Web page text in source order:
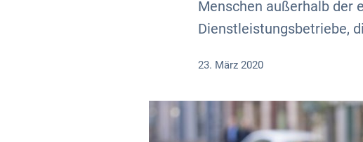
Menschen außerhalb der
Dienstleistungsbetriebe,
23. März 2020